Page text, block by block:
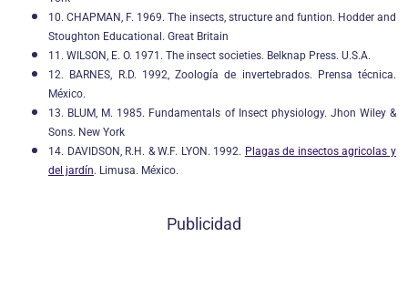
10. CHAPMAN, F. 1969. The insects, structure and funtion. Hodder and
Stoughton Educational. Great Britain
11. WILSON, E. O. 1971. The insect societies. Belknap Press. U.S.A.
12. BARNES, R.D. 1992, Zoología de invertebrados. Prensa técnica.
México.
13. BLUM, M. 1985. Fundamentals of Insect physiology. Jhon Wiley &
Sons. New York
14. DAVIDSON, R.H. & W.F. LYON. 1992. Plagas de insectos agricolas y
del jardín. Limusa. México.
Publicidad